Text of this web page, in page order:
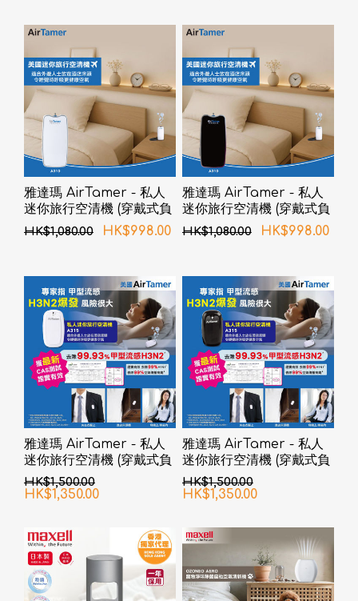
雅達瑪 AirTamer - 私人
迷你旅行空清機 (穿戴式負
離子空氣淨化器) A310 - 白
HK$1,080.00 HK$998.00
雅達瑪 AirTamer - 私人
迷你旅行空清機 (穿戴式負
離子空氣清淨機) A310 - 黑
HK$1,080.00 HK$998.00
雅達瑪 AirTamer - 私人
迷你旅行空清機 (穿戴式負
離子空氣淨化器) A315 - 白
色
HK$1,500.00
HK$1,350.00
雅達瑪 AirTamer - 私人
迷你旅行空清機 (穿戴式負
離子空氣淨化器) A315 - 黑
色
HK$1,500.00
HK$1,350.00